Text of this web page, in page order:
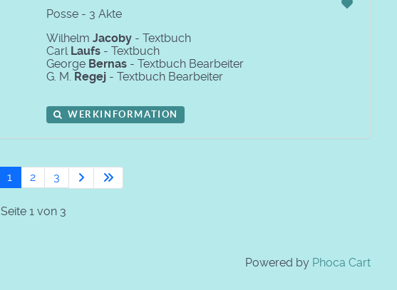
Posse - 3 Akte
Wilhelm Jacoby - Textbuch
Carl Laufs - Textbuch
George Bernas - Textbuch Bearbeiter
G. M. Regej - Textbuch Bearbeiter
WERKINFORMATION
1 2 3
Seite 1 von 3
Powered by Phoca Cart